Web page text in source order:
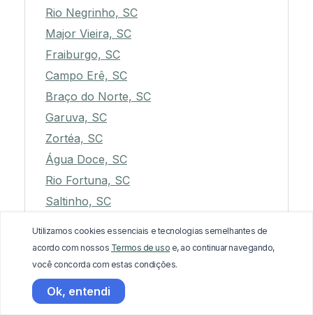
Rio Negrinho, SC
Major Vieira, SC
Fraiburgo, SC
Campo Erê, SC
Braço do Norte, SC
Garuva, SC
Zortéa, SC
Água Doce, SC
Rio Fortuna, SC
Saltinho, SC
Mafra, SC
Salto Veloso, SC
Lauro Müller, SC
Anita Garibaldi, SC
Utilizamos cookies essenciais e tecnologias semelhantes de
acordo com nossos Termos de uso e, ao continuar navegando,
você concorda com estas condições.
Ok, entendi